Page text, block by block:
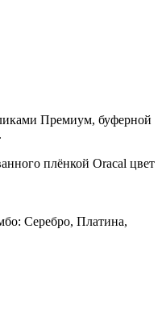
Премиум, буферной
плёнкой Oracal цвет
Серебро, Платина,